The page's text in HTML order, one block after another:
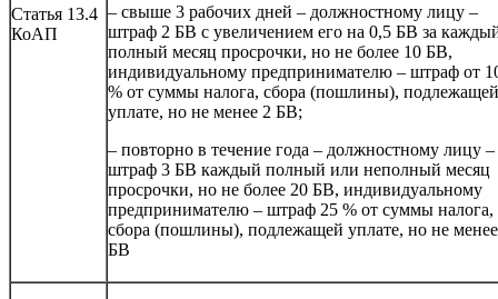
Статья 13.4
КоАП
– свыше 3 рабочих дней – должностному лицу –
штраф 2 БВ с увеличением его на 0,5 БВ за
полный месяц просрочки, но не более 10 БВ,
индивидуальному предпринимателю – штраф от
% от суммы налога, сбора (пошлины), подлежащей
уплате, но не менее 2 БВ;
– повторно в течение года – должностному лицу –
штраф 3 БВ каждый полный или неполный месяц
просрочки, но не более 20 БВ, индивидуальному
предпринимателю – штраф 25 % от суммы налога,
сбора (пошлины), подлежащей уплате, но не
БВ